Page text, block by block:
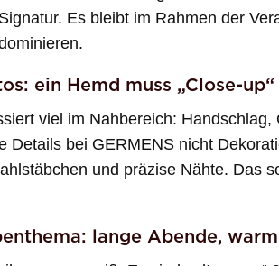
Es bleibt im Rahmen der
ein Hemd muss „Close-
viel im Nahbereich:
Details bei GERMENS nicht
und präzise Nähte. Das
lange Abende,